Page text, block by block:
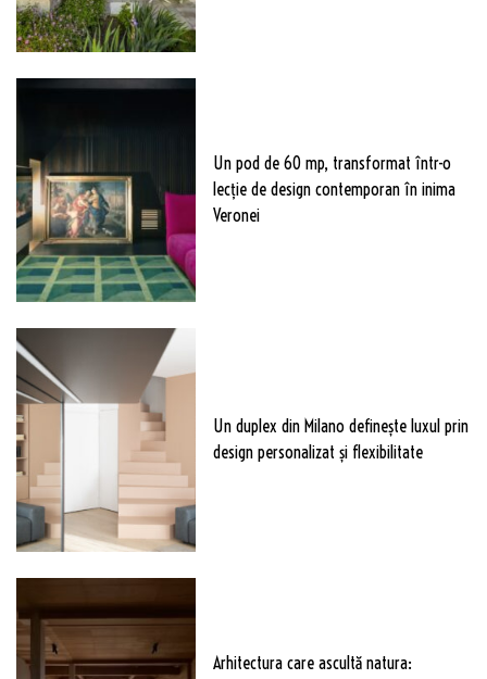
Un pod de 60 mp, transformat într-o
lecție de design contemporan în inima
Veronei
Un duplex din Milano definește luxul prin
design personalizat și flexibilitate
Arhitectura care ascultă natura: